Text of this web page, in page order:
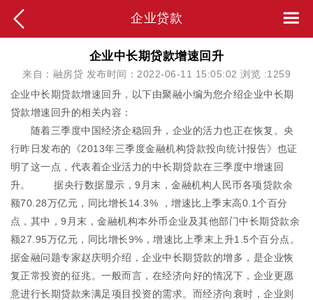
企业贷款
企业中长期贷款增速回升
来自：融房贷 发布时间：2022-06-11 15:05:02 浏览 :1259
企业中长期贷款增速回升，以下由聚融小编为您介绍企业中长期
贷款增速回升的相关内容：
随着三季度中国经济企稳回升，企业的活力也正在恢复。央
行昨日发布的《2013年三季度金融机构贷款投向统计报告》也证
明了这一点，代表着企业活力的中长期贷款在三季度中增速回
升。 据央行数据显示，9月末，金融机构人民币各项贷款余
额70.28万亿元，同比增长14.3% ，增速比上季末高0.1个百分
点，其中，9月末，金融机构本外币企业及其他部门中长期贷款余
额27.95万亿元，同比增长9%，增速比上季末上升1.5个百分点。
据金融问题专家赵庆明介绍，企业中长期贷款的增多，是企业恢
复正常投资的征兆。一般而言，在经济向好的情况下，企业更愿
意进行长期贷款来满足项目投资的需求。而经济向衰时，企业则